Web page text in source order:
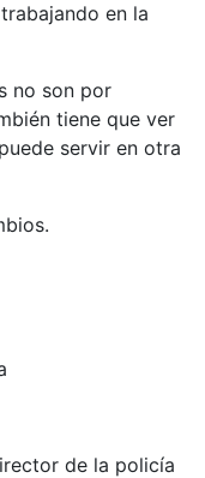
en la
no son por
tiene que ver
servir en otra
de la policía